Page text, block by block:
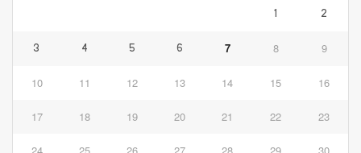
1 2
3 4 5 6 7 8 9
10 11 12 13 14 15 16
17 18 19 20 21 22 23